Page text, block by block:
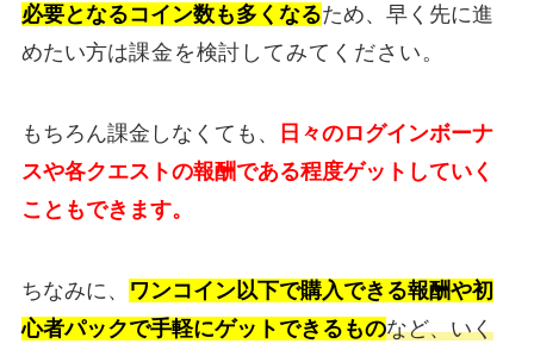
必要となるコイン数も多くなるため、早く先に進
めたい方は課金を検討してみてください。
もちろん課金しなくても、
日々のログインボーナ
スや各クエストの報酬である程度ゲットしていく
こともできます。
ちなみに、
ワンコイン以下で購入できる報酬や初
心者パックで手軽にゲットできるものなど、いく